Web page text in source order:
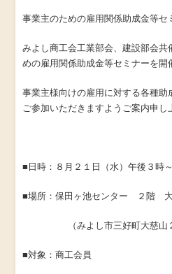
事業主のための雇用関係助成金等セ
みよし商工会工業部会、建設部会共
めの雇用関係助成金等セミナーを開
事業主様向けの雇用に対する各種助
ご参加いただきますようご案内申し
■日時：８月２１日（水）午後３時
■場所：保田ヶ池センター ２階
（みよし市三好町大慈山２
■対象：商工会員